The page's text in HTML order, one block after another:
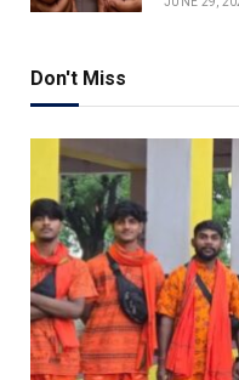
Don't Miss